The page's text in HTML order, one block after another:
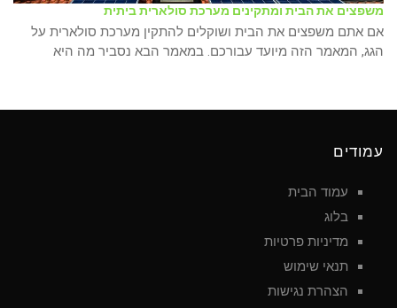
משפצים את הבית ומתקינים מערכת סולארית ביתית
אם אתם משפצים את הבית ושוקלים להתקין מערכת סולארית על
הגג, המאמר הזה מיועד עבורכם. במאמר הבא נסביר מה היא
עמודים
עמוד הבית
בלוג
מדיניות פרטיות
תנאי שימוש
הצהרת נגישות